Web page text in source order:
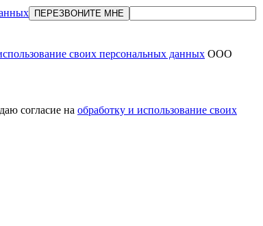
ПЕРЕЗВОНИТЕ МНЕ
своих персональных данных ООО
согласие на обработку и использование своих